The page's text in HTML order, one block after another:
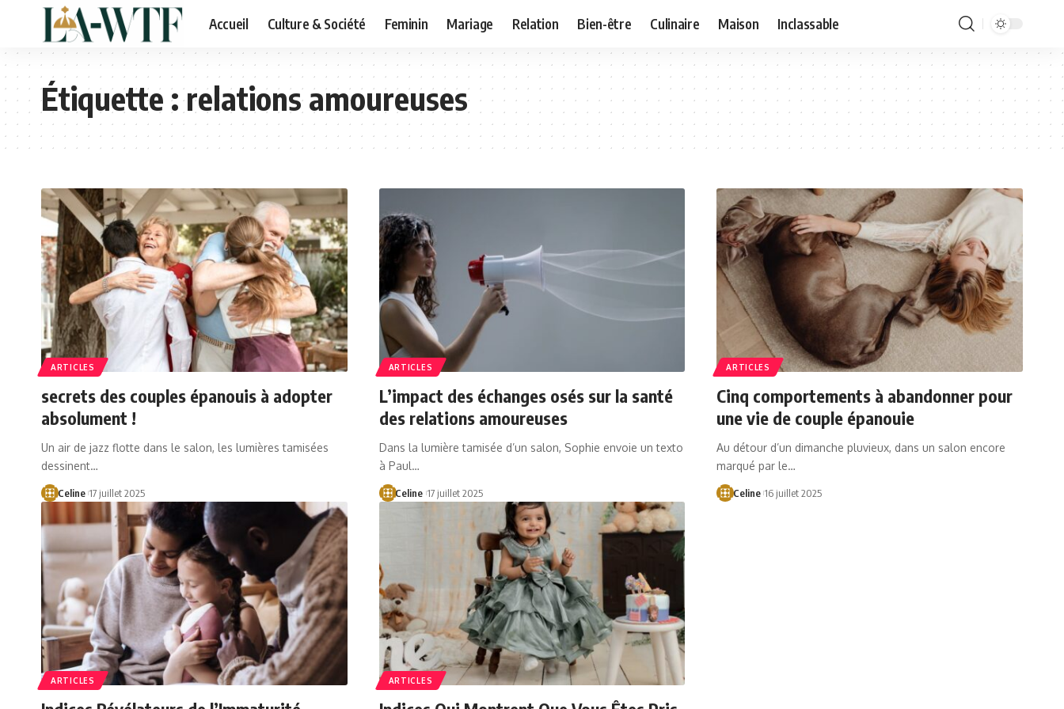
Accueil Culture & Société Feminin Mariage Relation Bien-être Culinaire Maison Inclassable
Étiquette :relations amoureuses
ARTICLES
secrets des couples épanouis à adopter
absolument !
Un air de jazz flotte dans le salon, les lumières tamisées
dessinent…
Celine 17 juillet 2025
ARTICLES
L’impact des échanges osés sur la santé
des relations amoureuses
Dans la lumière tamisée d’un salon, Sophie envoie un texto
à Paul…
Celine 17 juillet 2025
ARTICLES
Cinq comportements à abandonner pour
une vie de couple épanouie
Au détour d’un dimanche pluvieux, dans un salon encore
marqué par le…
Celine 16 juillet 2025
ARTICLES ARTICLES